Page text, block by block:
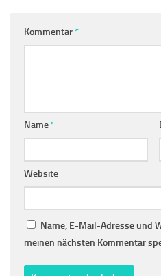
Kommentar*
Name*
Website
Name, E-Mail-Adresse und
meinen nächsten Kommentar